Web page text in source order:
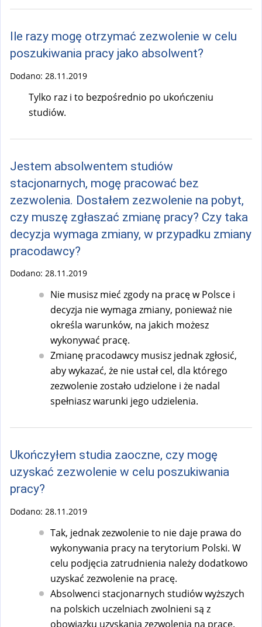
Ile razy mogę otrzymać zezwolenie w celu
poszukiwania pracy jako absolwent?
Dodano: 28.11.2019
Tylko raz i to bezpośrednio po ukończeniu
studiów.
Jestem absolwentem studiów
stacjonarnych, mogę pracować bez
zezwolenia. Dostałem zezwolenie na pobyt,
czy muszę zgłaszać zmianę pracy? Czy taka
decyzja wymaga zmiany, w przypadku zmiany
pracodawcy?
Dodano: 28.11.2019
Nie musisz mieć zgody na pracę w Polsce i
decyzja nie wymaga zmiany, ponieważ nie
określa warunków, na jakich możesz
wykonywać pracę.
Zmianę pracodawcy musisz jednak zgłosić,
aby wykazać, że nie ustał cel, dla którego
zezwolenie zostało udzielone i że nadal
spełniasz warunki jego udzielenia.
Ukończyłem studia zaoczne, czy mogę
uzyskać zezwolenie w celu poszukiwania
pracy?
Dodano: 28.11.2019
Tak, jednak zezwolenie to nie daje prawa do
wykonywania pracy na terytorium Polski. W
celu podjęcia zatrudnienia należy dodatkowo
uzyskać zezwolenie na pracę.
Absolwenci stacjonarnych studiów wyższych
na polskich uczelniach zwolnieni są z
obowiązku uzyskania zezwolenia na pracę.